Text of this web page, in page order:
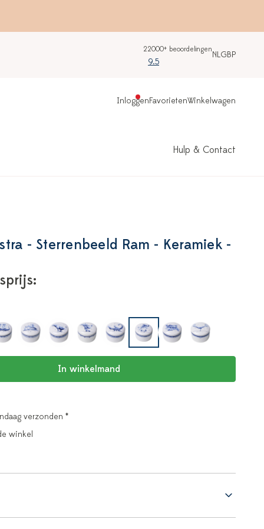
22000+ beoordelingen
9.5
NLGBP
InloggenFavorietenWinkelwagen
Hulp & Contact
- Sterrenbeeld Ram - Keramiek -
In winkelmand
verzonden *
winkel